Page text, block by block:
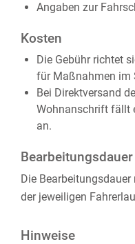
Angaben zur
Kosten
Die Gebühr richtet
für Maßnahmen im
Bei Direktversand
Wohnanschrift fällt
an.
Bearbeitungsdauer
Die
der jeweiligen
Hinweise